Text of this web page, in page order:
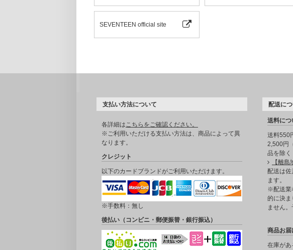
SEVENTEEN official site
支払い方法について
各詳細はこちらをご確認ください。
※ご利用いただける支払い方法は、商品によって異
なります。
クレジット
以下のカードブランドがご利用いただけます。
※手数料：無し
後払い（コンビニ・郵便振替・銀行振込）
配送に
送料につ
送料550
2,500円
品を除く
【離
配送は
ます。
※配送業
的に決ま
ません。
商品お届
在庫が